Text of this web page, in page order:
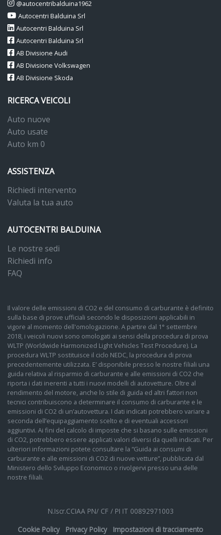
@autocentribalduina1962
Autocentri Balduina Srl
Autocentri Balduina Srl
Autocentri Balduina Srl
AB Divisione Audi
AB Divisione Volkswagen
AB Divisione Skoda
RICERCA VEICOLI
Auto nuove
Auto usate
Auto km 0
ASSISTENZA
Richiedi intervento
Valuta la tua auto
AUTOCENTRI BALDUINA
Le nostre sedi
Richiedi info
FAQ
Il valore delle emissioni di CO2 e del consumo di carburante è definito
sulla base di prove ufficiali secondo le disposizioni applicabili in
vigore al momento dell'omologazione. A partire dal 1° settembre
2018, i veicoli nuovi sono omologati ai sensi della procedura di prova
WLTP (Worldwide Harmonized Light Vehicles Test Procedure). La
procedura WLTP sostituisce il ciclo NEDC, la procedura di prova
precedentemente utilizzata. E’ disponibile presso le nostre filiali una
guida relativa al risparmio di carburante e alle emissioni di CO2 che
riporta i dati inerenti a tutti i nuovi modelli di autovetture. Oltre al
rendimento del motore, anche lo stile di guida ed altri fattori non
tecnici contribuiscono a determinare il consumo di carburante e le
emissioni di CO2 di un’autovettura. I dati indicati potrebbero variare a
seconda dell’equipaggiamento scelto e di eventuali accessori
aggiuntivi. Ai fini del calcolo di imposte che si basano sulle emissioni
di CO2, potrebbero essere applicati valori diversi da quelli indicati. Per
ulteriori informazioni potete consultare la “Guida ai consumi di
carburante e alle emissioni di CO2 di nuove vetture”, pubblicata dal
Ministero dello Sviluppo Economico o rivolgervi presso una delle
nostre filiali.
N.Iscr.CCIAA PN/ CF / PI IT 00892971003
Cookie Policy
Privacy Policy Impostazioni di tracciamento